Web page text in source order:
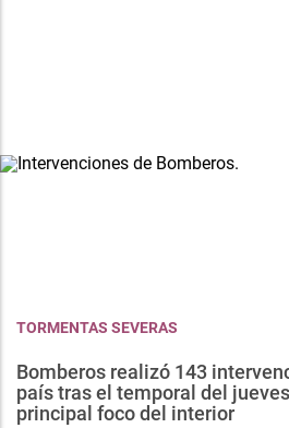
TORMENTAS SEVERAS
Bomberos realizó 143
país tras el temporal del
principal foco del interior